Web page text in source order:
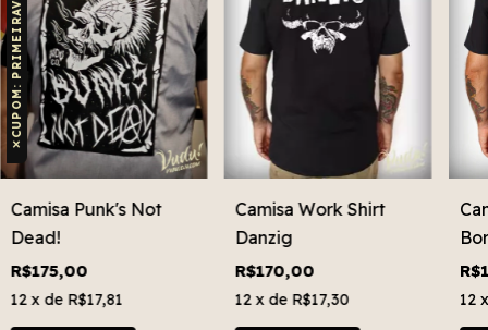
Camisa Punk's Not
Dead!
R$175,00
12 x de R$17,81
Camisa Work Shirt
Danzig
R$170,00
12 x de R$17,30 12
✕
CUPOM: PRIMEIRAVUDU